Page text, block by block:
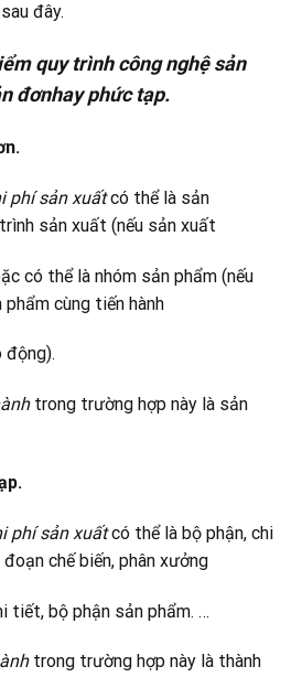
đây.
quy trình công nghệ sản
đơnhay phức tạp.
phí sản xuấtcó thể là sản
sản xuất (nếu sản xuất
có thể là nhóm sản phẩm (nếu
cùng tiến hành
động).
trong trường hợp này là sản
phí sản xuấtcó thể là bộ phận, chi
chế biến, phân xưởng
tiết, bộ phận sản phẩm. …
trong trường hợp này là thành